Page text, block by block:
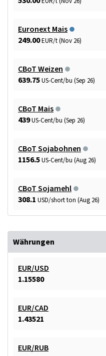
Euronext Mais
249.00EUR/t (Nov 26)
CBoT Weizen
639.75US-Cent/bu (Sep 26)
CBoT Mais
439US-Cent/bu (Sep 26)
CBoT Sojabohnen
1156.5US-Cent/bu (Aug 26)
CBoT Sojamehl
308.1 USD/short ton (Aug 26)
Währungen
EUR/USD
1.15580
EUR/CAD
1.43521
EUR/RUB